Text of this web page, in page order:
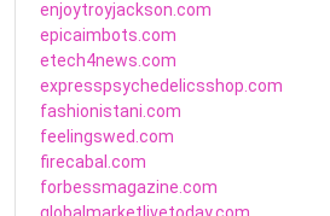
enjoytroyjackson.com
epicaimbots.com
etech4news.com
expresspsychedelicsshop.com
fashionistani.com
feelingswed.com
firecabal.com
forbessmagazine.com
globalmarketlivetoday.com